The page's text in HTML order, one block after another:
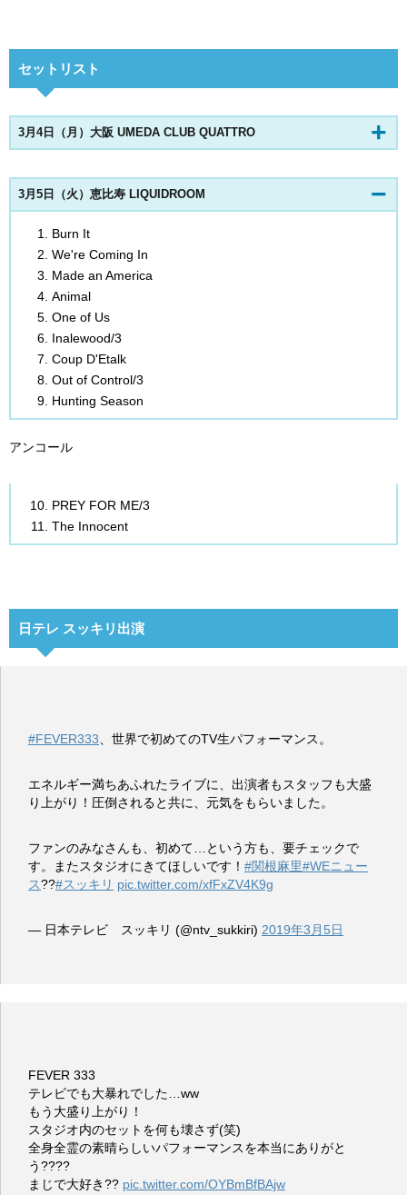
セットリスト
3月4日（月）大阪 UMEDA CLUB QUATTRO
3月5日（火）恵比寿 LIQUIDROOM
Burn It
We're Coming In
Made an America
Animal
One of Us
Inalewood/3
Coup D'Etalk
Out of Control/3
Hunting Season
アンコール
PREY FOR ME/3
The Innocent
日テレ スッキリ出演
#FEVER333 、世界で初めてのTV生パフォーマンス。
エネルギー満ちあふれたライブに、出演者もスタッフも大盛
り上がり！圧倒されると共に、元気をもらいました。
ファンのみなさんも、初めて…という方も、要チェックで
す。またスタジオにきてほしいです！ #関根麻里#WEニュー
ス??#スッキリ pic.twitter.com/xfFxZV4K9g
— 日本テレビ スッキリ (@ntv_sukkiri) 2019年3月5日
FEVER 333
テレビでも大暴れでした…ww
もう大盛り上がり！
スタジオ内のセットを何も壊さず(笑)
全身全霊の素晴らしいパフォーマンスを本当にありがと
う????
まじで大好き?? pic.twitter.com/OYBmBfBAjw